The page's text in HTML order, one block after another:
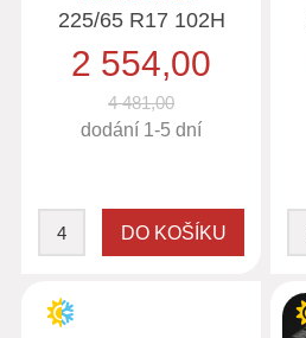
225/65 R17 102H
2 554,00
4 481,00
dodání 1-5 dní